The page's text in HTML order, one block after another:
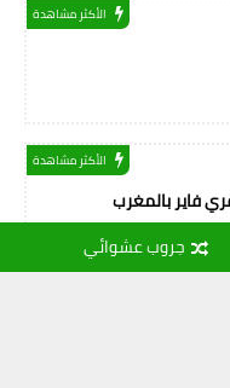
جروب عشوائي
الأكثر مشاهدة
الأكثر مشاهدة
فاير بالمغرب